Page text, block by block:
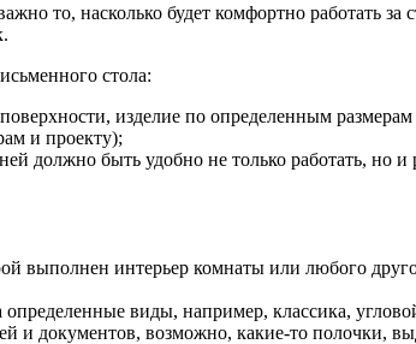
то, насколько будет комфортно работать за
стола:
изделие по определенным
и проекту);
должно быть удобно не только работать, но
выполнен интерьер комнаты или любого
виды, например, классика,
и документов, возможно, какие-то полочки,